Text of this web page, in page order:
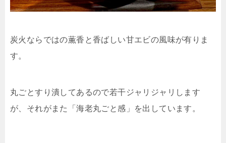
炭火ならではの薫香と香ばしい甘エビの風味が有りま
す。
丸ごとすり潰してあるので若干ジャリジャリします
が、それがまた「海老丸ごと感」を出しています。